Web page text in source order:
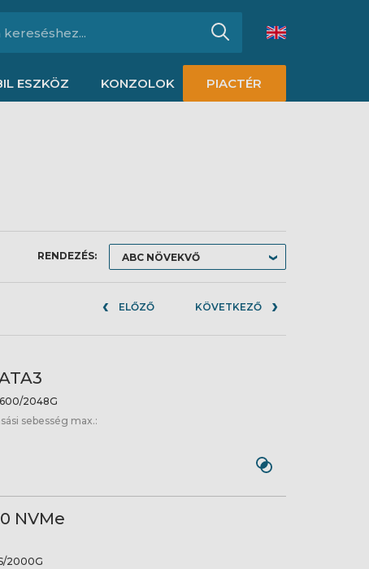
ESZKÖZ KONZOLOK PIACTÉR
RENDEZÉS:
ELŐZŐ KÖVETKEZŐ
2048G
sebesség max.:
NVMe
2000G